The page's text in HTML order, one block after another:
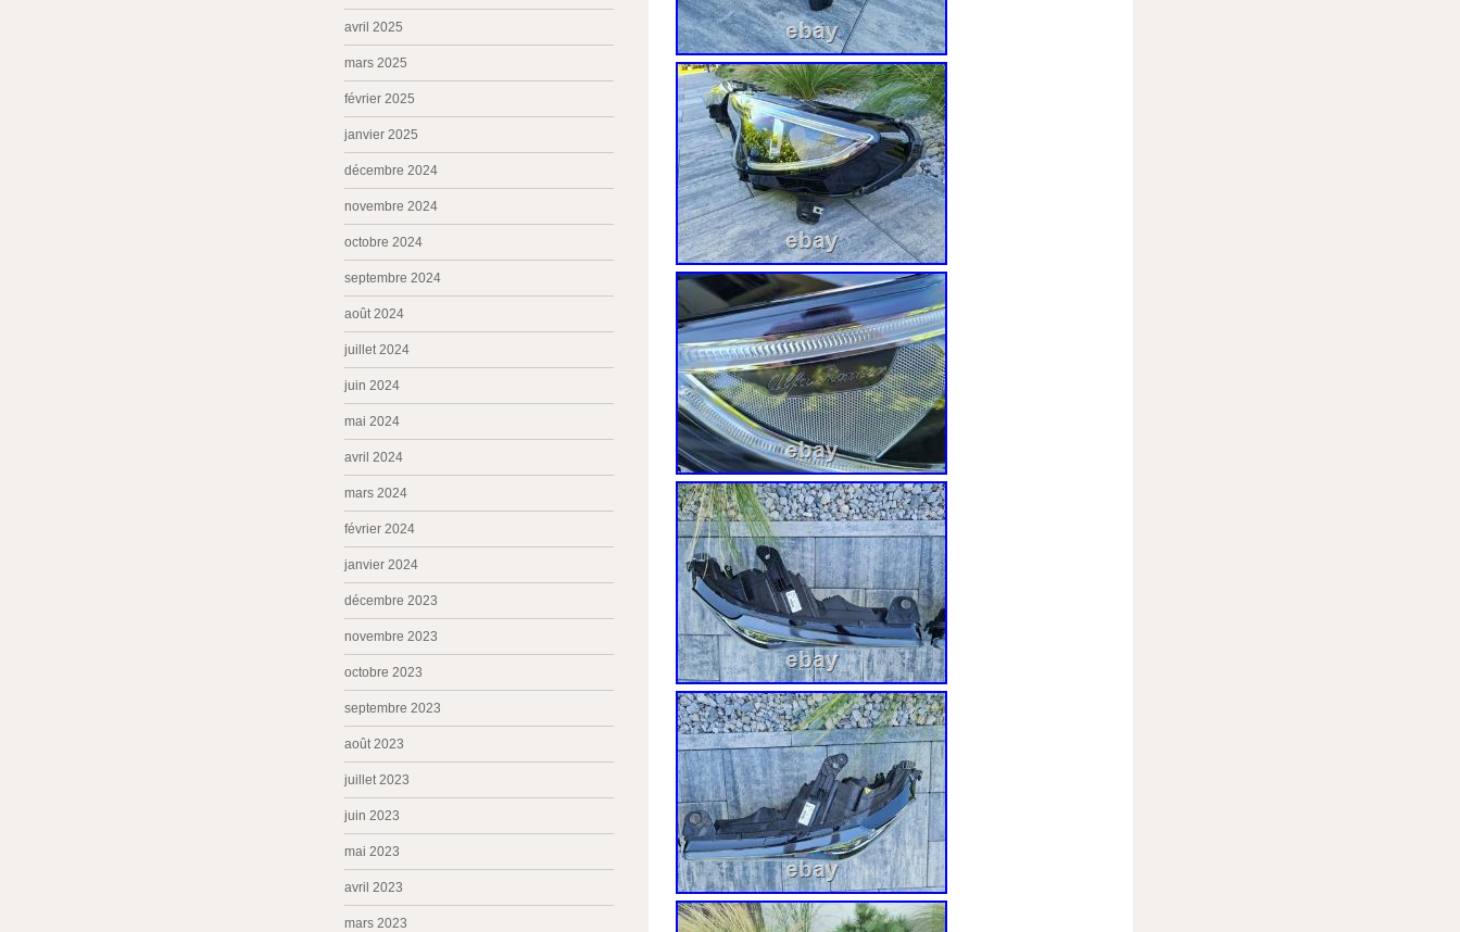
avril 2025
mars 2025
février 2025
janvier 2025
décembre 2024
novembre 2024
octobre 2024
septembre 2024
août 2024
juillet 2024
juin 2024
mai 2024
avril 2024
mars 2024
février 2024
janvier 2024
décembre 2023
novembre 2023
octobre 2023
septembre 2023
août 2023
juillet 2023
juin 2023
mai 2023
avril 2023
mars 2023